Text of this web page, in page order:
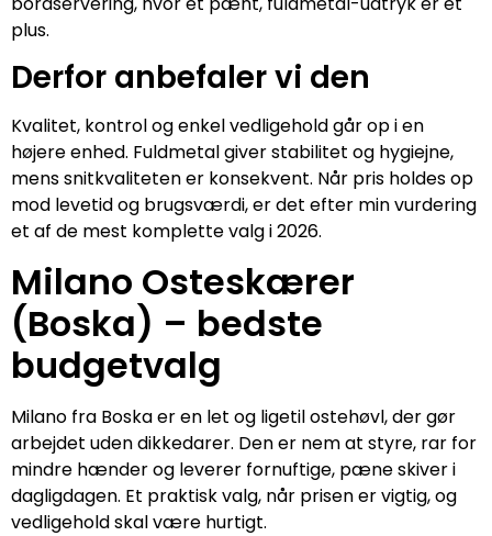
plus.
Derfor anbefaler vi den
Kvalitet, kontrol og enkel vedligehold går op i en
højere enhed. Fuldmetal giver stabilitet og hygiejne,
mens snitkvaliteten er konsekvent. Når pris holdes op
mod levetid og brugsværdi, er det efter min vurdering
et af de mest komplette valg i 2026.
Milano Osteskærer
(Boska) – bedste
budgetvalg
Milano fra Boska er en let og ligetil ostehøvl, der gør
arbejdet uden dikkedarer. Den er nem at styre, rar for
mindre hænder og leverer fornuftige, pæne skiver i
dagligdagen. Et praktisk valg, når prisen er vigtig, og
vedligehold skal være hurtigt.